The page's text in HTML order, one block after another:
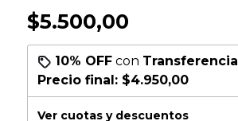
$5.500,00
10% OFFcon Transferencia
Precio final: $4.950,00
Ver cuotas y descuentos